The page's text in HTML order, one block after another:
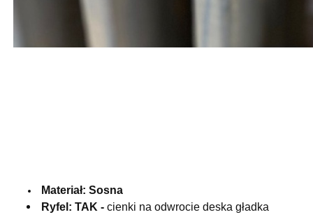
Materiał: Sosna
Ryfel: TAK - cienki na odwrocie deska gładka